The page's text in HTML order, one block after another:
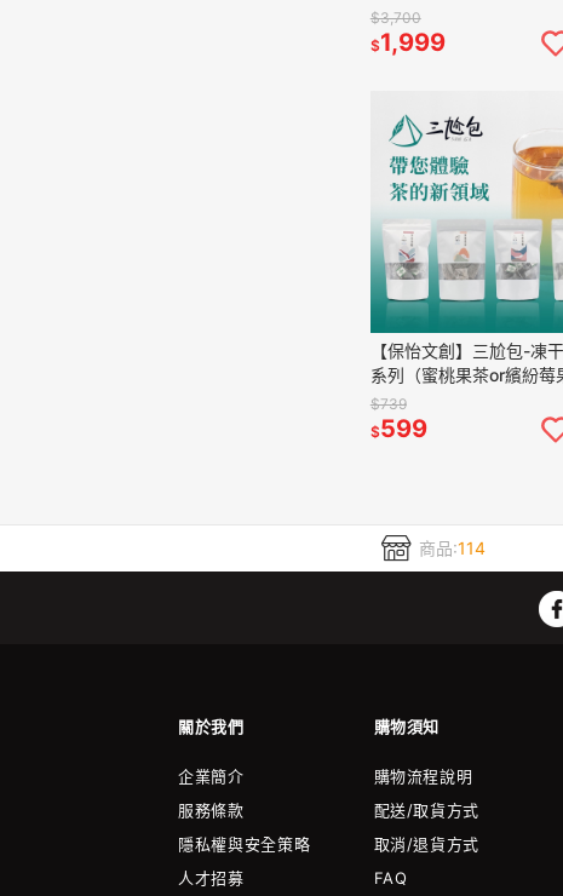
$3,700
$1,999
【保怡文創】三尬包-凍
系列（蜜桃果茶or繽紛莓
原茶系列（梨山玉露）2包
$739
$599
商品:114
關於我們 購物須知
企業簡介
服務條款
隱私權與安全策略
人才招募
購物流程說明
配送/取貨方式
取消/退貨方式
FAQ